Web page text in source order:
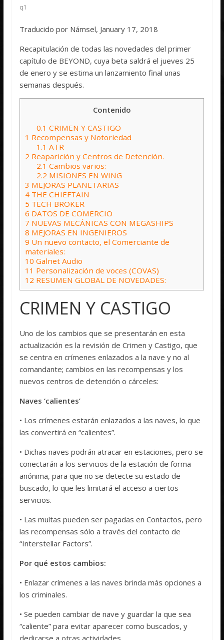
q1
Traducido por Námsel, January 17, 2018
Recapitulación de todas las novedades del primer
capítulo de BEYOND, cuya beta saldrá el jueves 25
de enero y se estima un lanzamiento final unas
semanas después.
Contenido
0.1 CRIMEN Y CASTIGO
1 Recompensas y Notoriedad
1.1 ATR
2 Reaparición y Centros de Detención.
2.1 Cambios varios:
2.2 MISIONES EN WING
3 MEJORAS PLANETARIAS
4 THE CHIEFTAIN
5 TECH BROKER
6 DATOS DE COMERCIO
7 NUEVAS MECÁNICAS CON MEGASHIPS
8 MEJORAS EN INGENIEROS
9 Un nuevo contacto, el Comerciante de
materiales:
10 Galnet Audio
11 Personalización de voces (COVAS)
12 RESUMEN GLOBAL DE NOVEDADES:
CRIMEN Y CASTIGO
Uno de los cambios que se presentarán en esta
actualización es la revisión de Crimen y Castigo, que
se centra en crímenes enlazados a la nave y no al
comandante; cambios en las recompensas y los
nuevos centros de detención o cárceles:
Naves ‘calientes’
• Los crímenes estarán enlazados a las naves, lo que
las convertirá en “calientes”.
• Dichas naves podrán atracar en estaciones, pero se
conectarán a los servicios de la estación de forma
anónima, para que no se detecte su estado de
buscado, lo que les limitará el acceso a ciertos
servicios.
• Las multas pueden ser pagadas en Contactos, pero
las recompensas sólo a través del contacto de
“Interstellar Factors”.
Por qué estos cambios:
• Enlazar crímenes a las naves brinda más opciones a
los criminales.
• Se pueden cambiar de nave y guardar la que sea
“caliente” para evitar aparecer como buscados, y
dedicarse a otras actividades.